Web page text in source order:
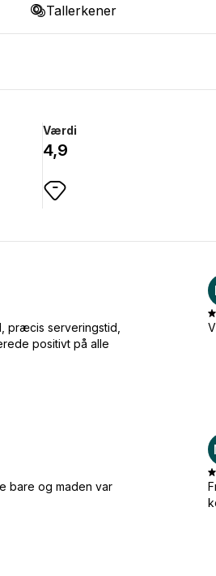
Tallerkener
Værdi
4,9
præcis serveringstid,
positivt på alle
bare og maden var